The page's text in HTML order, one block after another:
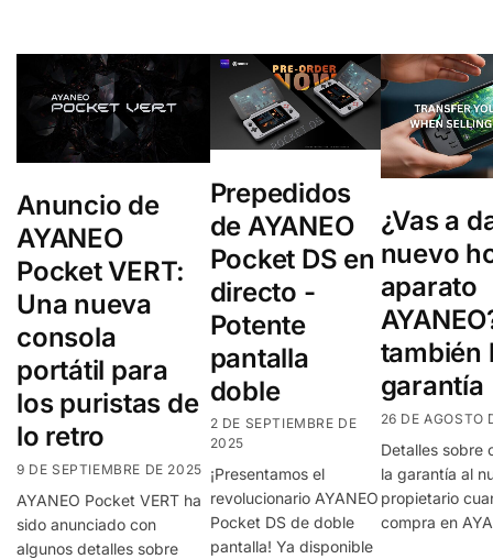
Anuncio de
AYANEO
Pocket VERT:
Una nueva
consola
portátil para
los puristas de
lo retro
9 DE SEPTIEMBRE DE 2025
AYANEO Pocket VERT ha
sido anunciado con
algunos detalles sobre
Prepedidos
de AYANEO
Pocket DS en
directo -
Potente
pantalla
doble
2 DE SEPTIEMBRE DE
2025
¡Presentamos el
revolucionario AYANEO
Pocket DS de doble
pantalla! Ya disponible
¿Vas a
nuevo
aparato
también
garantía
26 DE AGOSTO
Detalles sobre
la garantía al
propietario
compra en